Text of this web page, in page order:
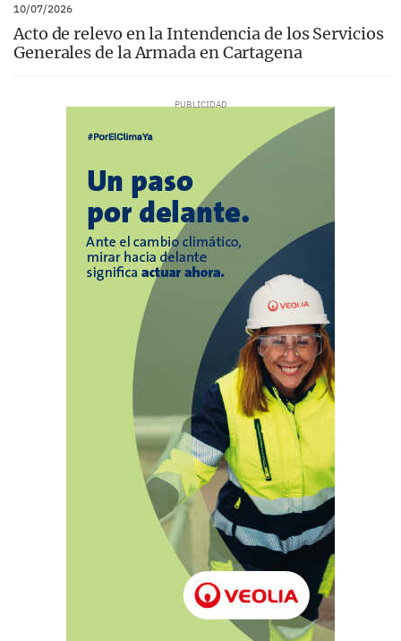
10/07/2026
Acto de relevo en la Intendencia de los Servicios
Generales de la Armada en Cartagena